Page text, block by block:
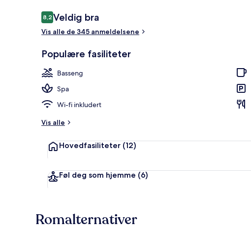
Anmeldelser
8,28,2 av 10 –
Veldig bra
Vis alle de 345 anmeldelsene
Populære fasiliteter
Basseng
Spa
Wi-fi inkludert
Vis alle
Hovedfasiliteter (12)
Føl deg som hjemme (6)
Romalternativer